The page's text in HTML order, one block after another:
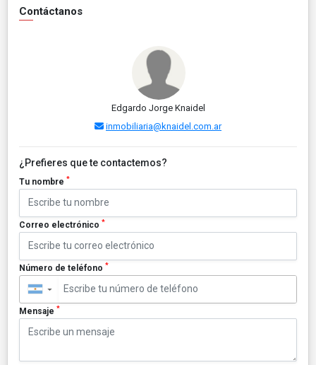
Contáctanos
Edgardo Jorge Knaidel
inmobiliaria@knaidel.com.ar
¿Prefieres que te contactemos?
Tu nombre *
Correo electrónico *
Número de teléfono *
▼
Mensaje *